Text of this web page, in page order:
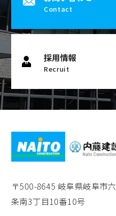
Contact
採用情報
Recruit
〒500-8645 岐阜県岐阜市六
条南3丁目10番10号